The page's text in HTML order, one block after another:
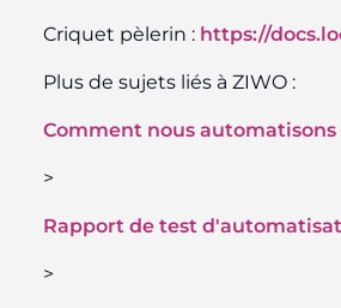
Criquet pèlerin : https://
Plus de sujets liés à ZIWO :
Comment nous automatisons
>
Rapport de test
>